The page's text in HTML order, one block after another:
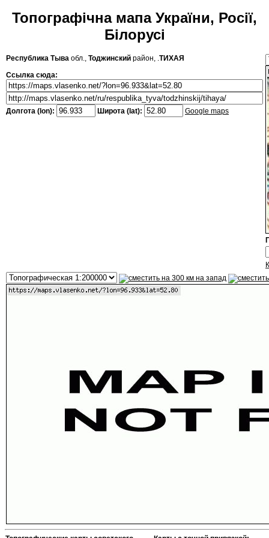
Топографічна мапа України, Росії,
Білорусі
Республика Тыва обл., Тоджинский район, .ТИХАЯ
Ссылка сюда:
Долгота (lon): Широта (lat): Google maps